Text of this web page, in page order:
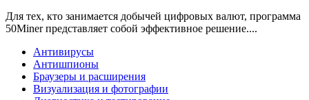
Для тех, кто занимается добычей цифровых валют, программа
50Miner представляет собой эффективное решение....
Антивирусы
Антишпионы
Браузеры и расширения
Визуализация и фотографии